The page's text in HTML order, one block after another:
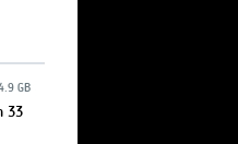
GB
33